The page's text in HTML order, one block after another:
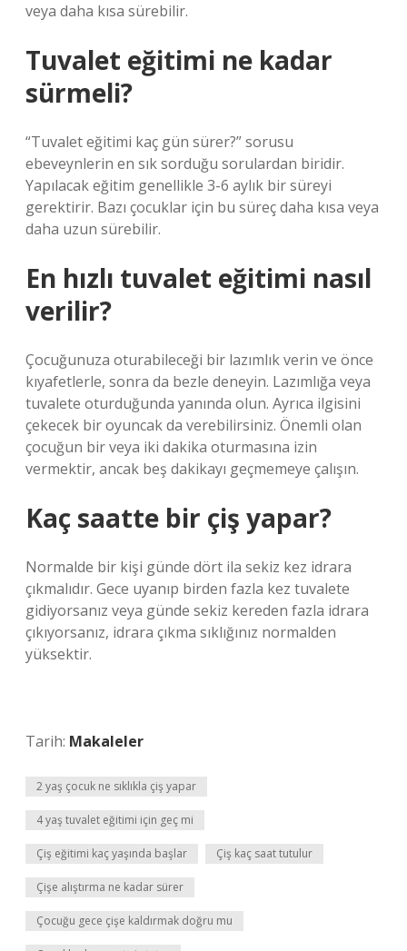
veya daha kısa sürebilir.
Tuvalet eğitimi ne kadar
sürmeli?
“Tuvalet eğitimi kaç gün sürer?” sorusu
ebeveynlerin en sık sorduğu sorulardan biridir.
Yapılacak eğitim genellikle 3-6 aylık bir süreyi
gerektirir. Bazı çocuklar için bu süreç daha kısa veya
daha uzun sürebilir.
En hızlı tuvalet eğitimi nasıl
verilir?
Çocuğunuza oturabileceği bir lazımlık verin ve önce
kıyafetlerle, sonra da bezle deneyin. Lazımlığa veya
tuvalete oturduğunda yanında olun. Ayrıca ilgisini
çekecek bir oyuncak da verebilirsiniz. Önemli olan
çocuğun bir veya iki dakika oturmasına izin
vermektir, ancak beş dakikayı geçmemeye çalışın.
Kaç saatte bir çiş yapar?
Normalde bir kişi günde dört ila sekiz kez idrara
çıkmalıdır. Gece uyanıp birden fazla kez tuvalete
gidiyorsanız veya günde sekiz kereden fazla idrara
çıkıyorsanız, idrara çıkma sıklığınız normalden
yüksektir.
Tarih: Makaleler
2 yaş çocuk ne sıklıkla çiş yapar
4 yaş tuvalet eğitimi için geç mi
Çiş eğitimi kaç yaşında başlar Çiş kaç saat tutulur
Çişe alıştırma ne kadar sürer
Çocuğu gece çişe kaldırmak doğru mu